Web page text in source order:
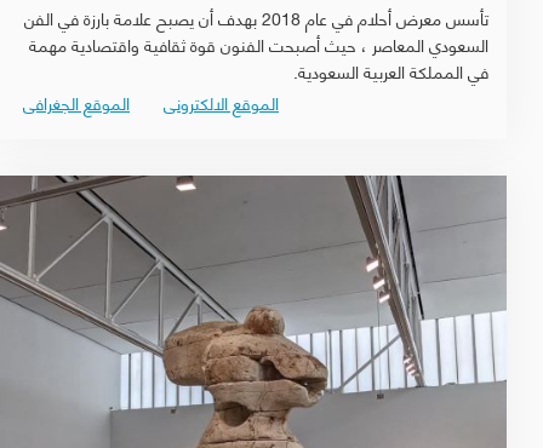
‎تأسس معرض أحلام في عام 2018 بهدف أن يصبح علامة بارزة في الفن
السعودي المعاصر ، حيث أصبحت الفنون قوة ثقافية واقتصادية مهمة
في المملكة العربية السعودية.
الموقع الجغرافى
الموقع الالكترونى